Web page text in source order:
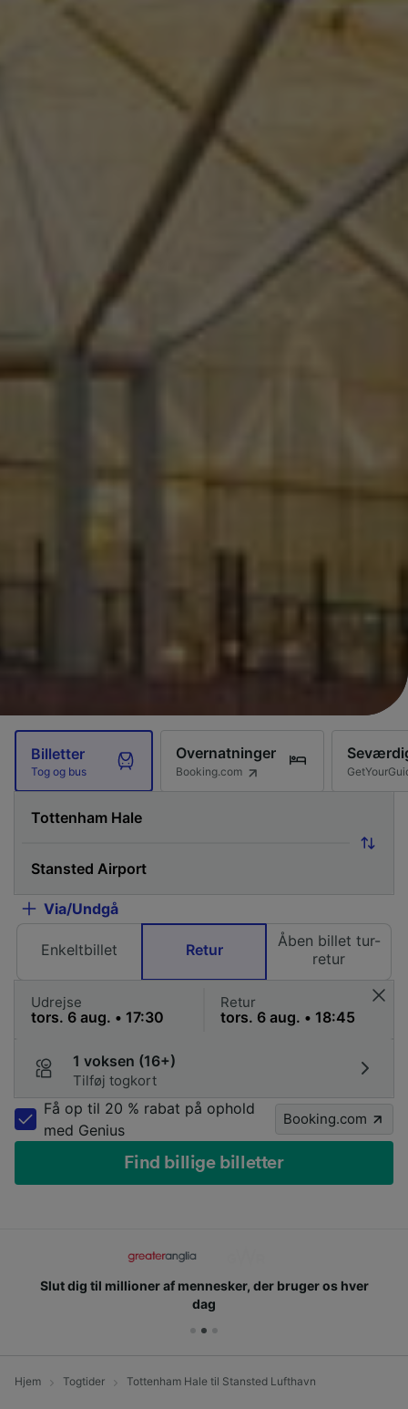
Billetter
Tog og bus
Overnatninger
Booking.com
Via/Undgå
Enkeltbillet Retur
Åben billet tur-
retur
Udrejse Retur
1 voksen (16+)
Tilføj togkort
Få op til 20 % rabat på ophold
med Genius
Booking.com
Find billige billetter
Slut dig til millioner af mennesker, der bruger os hver
dag
Hjem Togtider Tottenham Hale til Stansted Lufthavn